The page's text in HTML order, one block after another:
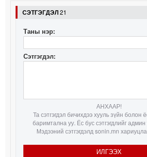
СЭТГЭГДЭЛ21
Таны нэр:
Сэтгэгдэл:
АНХААР!
Та сэтгэгдэл бичихдээ хууль зүйн болон
баримтална уу. Ёс бус сэтгэгдлийг админ
Мэдээний сэтгэгдэлд sonin.mn
ИЛГЭЭХ